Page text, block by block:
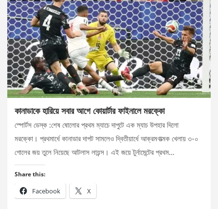
কানাডাকে হারিয়ে সবার আগে কোয়ার্টার ফাইনালে মরক্কো
স্পোর্টস ডেস্ক :শেষ ষোলোর প্রথম ম্যাচে দাপুটে এক ম্যাচ উপহার দিলো
মরক্কো। প্রথমার্ধে কানাডার দাপট সামলেও দ্বিতীয়ার্ধে আক্রমণাত্মক খেলায় ৩-০
গোলের জয় তুলে নিয়েছে আটলাস লায়ন্স। এই জয়ে টুর্নামেন্টের প্রথম…
Share this:
Facebook X